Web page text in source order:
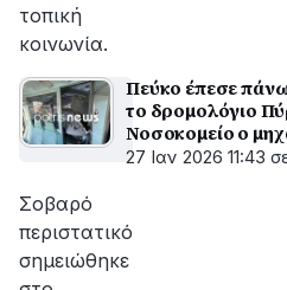
τοπική
κοινωνία.
Πεύκο έπεσε
το δρομολόγιο
Νοσοκομείο ο
27 Ιαν 2026 11:43
Σοβαρό
περιστατικό
σημειώθηκε